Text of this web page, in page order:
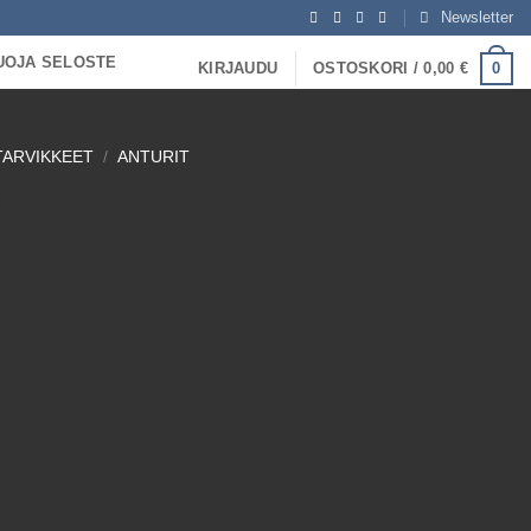
Newsletter
SELOSTE KIRJAUDU OSTOSKORI /0,00 € 0
/ ANTURIT